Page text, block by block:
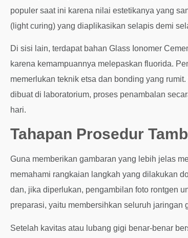
populer saat ini karena nilai estetikanya yang
(light curing) yang diaplikasikan selapis demi
Di sisi lain, terdapat bahan Glass Ionomer
karena kemampuannya melepaskan fluorida.
memerlukan teknik etsa dan bonding yang
dibuat di laboratorium, proses penambalan
hari.
Tahapan Prosedur
Guna memberikan gambaran yang lebih jelas
memahami rangkaian langkah yang dilakukan
dan, jika diperlukan, pengambilan foto rontgen
preparasi, yaitu membersihkan seluruh
Setelah kavitas atau lubang gigi benar-benar